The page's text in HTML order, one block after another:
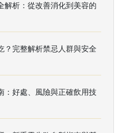
解析：從改善消化到美容的
？完整解析禁忌人群與安全
：好處、風險與正確飲用技